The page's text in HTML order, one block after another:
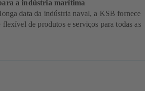
a indústria marítima
data da indústria naval, a KSB fornece
flexível de produtos e serviços para todas as